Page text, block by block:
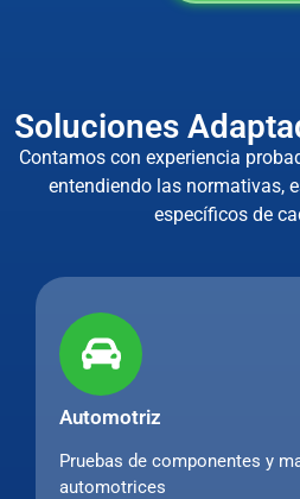
Soluciones
Contamos con experiencia
entendiendo las normativas,
específicos de
Automotriz
Pruebas de componentes y
automotrices